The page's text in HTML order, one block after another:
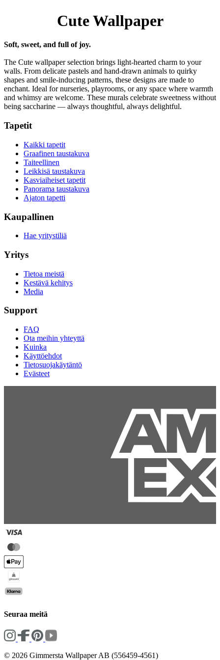
Cute Wallpaper
Soft, sweet, and full of joy.
The Cute wallpaper selection brings light-hearted charm to your
walls. From delicate pastels and hand-drawn animals to quirky
shapes and smile-inducing patterns, these designs are made to
enchant. Ideal for nurseries, playrooms, or any space where warmth
and whimsy are welcome. These murals celebrate sweetness without
being saccharine — always thoughtful, always delightful.
Tapetit
Kaikki tapetit
Graafinen taustakuva
Taiteellinen
Leikkisä taustakuva
Kasviaiheiset tapetit
Panorama taustakuva
Ajaton tapetti
Kaupallinen
Hae yritystiliä
Yritys
Tietoa meistä
Kestävä kehitys
Media
Support
FAQ
Ota meihin yhteyttä
Kuinka
Käyttöehdot
Tietosuojakäytäntö
Evästeet
Seuraa meitä
© 2026 Gimmersta Wallpaper AB (556459-4561)